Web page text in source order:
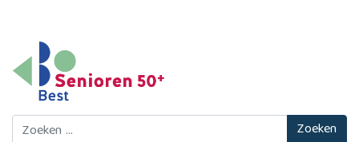
Zoeken Zoeken